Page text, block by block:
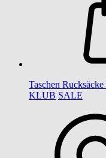
Taschen Rucksäcke
KLUB SALE